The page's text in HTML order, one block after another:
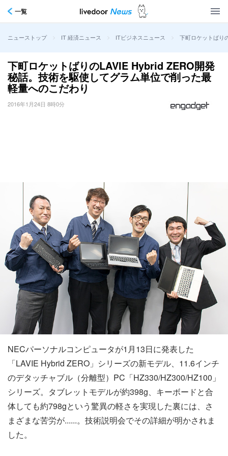
一覧
ニューストップ > IT 経済ニュース > ITビジネスニュース > 下町ロケットばり
下町ロケットばりのLAVIE Hybrid ZERO開発
秘話。技術を駆使してグラム単位で削った最
軽量へのこだわり
2016年1月24日 8時0分
NECパーソナルコンピュータが1月13日に発表した
「LAVIE Hybrid ZERO」シリーズの新モデル、11.6インチ
のデタッチャブル（分離型）PC「HZ330/HZ300/HZ100」
シリーズ。タブレットモデルが約398g、キーボードと合
体しても約798gという驚異の軽さを実現した裏には、さ
まざまな苦労が......。技術説明会でその詳細が明かされま
した。